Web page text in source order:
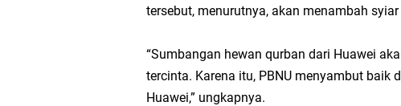
tersebut, menurutnya, akan menambah
“Sumbangan hewan qurban dari Huawei
tercinta. Karena itu, PBNU menyambut
Huawei,” ungkapnya.